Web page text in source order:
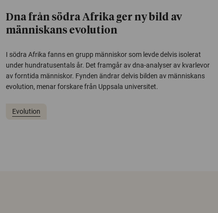
Dna från södra Afrika ger ny bild av
människans evolution
I södra Afrika fanns en grupp människor som levde delvis isolerat
under hundratusentals år. Det framgår av dna-analyser av kvarlevor
av forntida människor. Fynden ändrar delvis bilden av människans
evolution, menar forskare från Uppsala universitet.
Evolution